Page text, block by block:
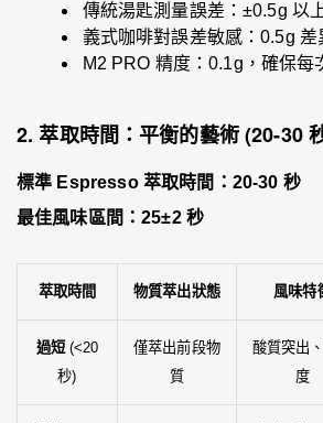
傳統湯匙測量誤差：±0.5g 以
義式咖啡對誤差敏感：0.5g
M2 PRO 精度：0.1g，確保每
2. 萃取時間：平衡的藝術 (20-30
標準 Espresso 萃取時間：20-30 秒
最佳風味區間：25±2 秒
萃取時間 物質萃出狀態 風味特
過短(<20
秒)
僅萃出前段物
質
酸質突出
度